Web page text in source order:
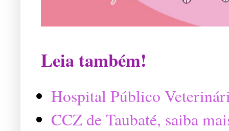
Leia também!
Hospital Público
CCZ de Taubaté, saiba